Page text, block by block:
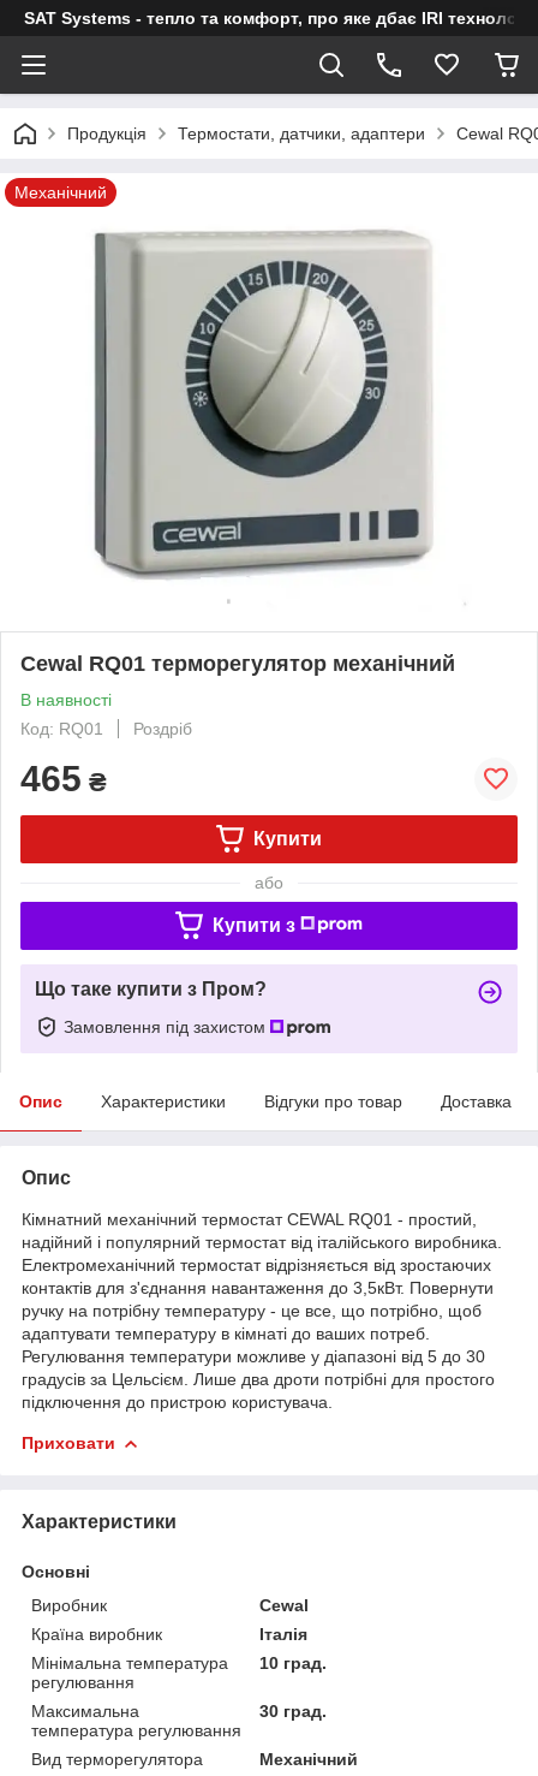
SAT Systems - тепло та комфорт, про яке дбає IRI технологія
Продукція Термостати, датчики, адаптери Cewal
Механічний
Cewal RQ01 терморегулятор механічний
В наявності
Код: RQ01
Роздріб
465 ₴
Купити
або
Купити з
Що таке купити з Пром?
Замовлення під захистом
Опис Характеристики Відгуки про товар Доставка
Опис
Кімнатний механічний термостат CEWAL RQ01 - простий,
надійний і популярний термостат від італійського виробника.
Електромеханічний термостат відрізняється від зростаючих
контактів для з'єднання навантаження до 3,5кВт. Повернути
ручку на потрібну температуру - це все, що потрібно, щоб
адаптувати температуру в кімнаті до ваших потреб.
Регулювання температури можливе у діапазоні від 5 до 30
градусів за Цельсієм. Лише два дроти потрібні для простого
підключення до пристрою користувача.
Приховати
Характеристики
Основні
Виробник
Cewal
Країна виробник
Італія
Мінімальна температура
регулювання
10 град.
Максимальна
температура регулювання
30 град.
Вид терморегулятора
Механічний